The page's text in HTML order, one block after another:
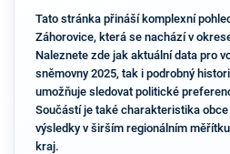
Tato stránka přináší komplexní
Záhorovice, která se nachází v
Naleznete zde jak aktuální data pro
sněmovny 2025, tak i podrobný
umožňuje sledovat politické
Součástí je také charakteristika obce
výsledky v širším regionálním
kraj.